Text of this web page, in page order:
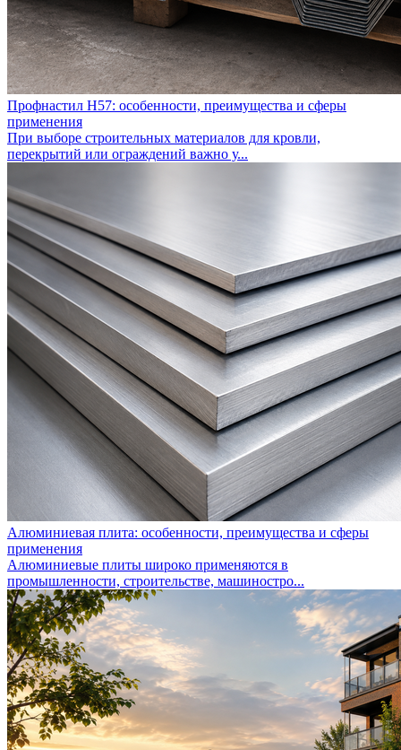
Профнастил Н57: особенности, преимущества и сферы
применения
При выборе строительных материалов для кровли,
перекрытий или ограждений важно у...
Алюминиевая плита: особенности, преимущества и сферы
применения
Алюминиевые плиты широко применяются в
промышленности, строительстве, машиностро...